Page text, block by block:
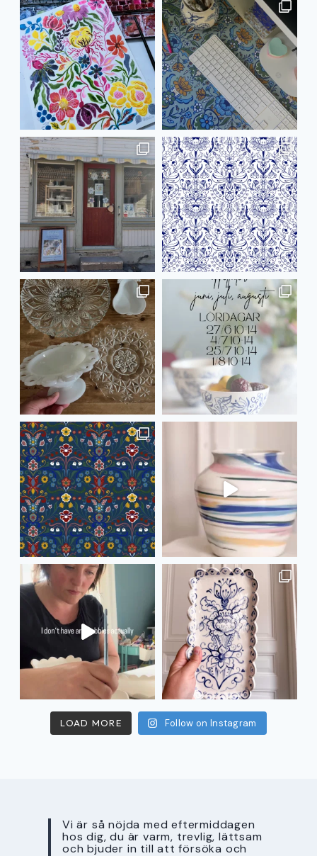
LOAD MORE Follow on Instagram
Vi är så nöjda med eftermiddagen
hos dig, du är varm, trevlig, lättsam
och bjuder in till att försöka och